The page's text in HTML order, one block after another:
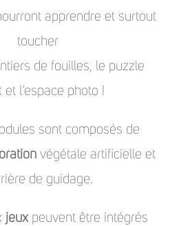
apprendre et surtout
toucher
de fouilles, le puzzle
et l’espace photo !
sont composés de
végétale artificielle et
de guidage.
jeux peuvent être intégrés